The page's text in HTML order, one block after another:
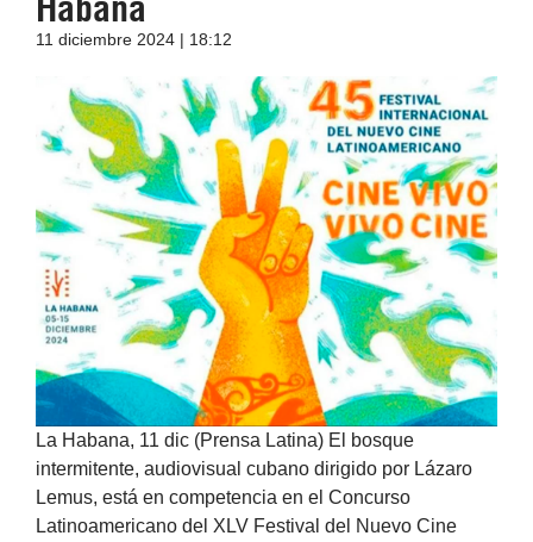
11 diciembre 2024 | 18:12
La Habana, 11 dic (Prensa Latina) El bosque
intermitente, audiovisual cubano dirigido por Lázaro
Lemus, está en competencia en el Concurso
Latinoamericano del XLV Festival del Nuevo Cine